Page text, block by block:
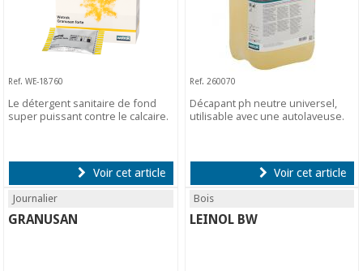
Ref. WE-18760
Le détergent sanitaire de fond
super puissant contre le calcaire.
Voir cet article
Ref. 260070
Décapant ph neutre universel,
utilisable avec une autolaveuse.
Voir cet article
Journalier
GRANUSAN
Bois
LEINOL BW